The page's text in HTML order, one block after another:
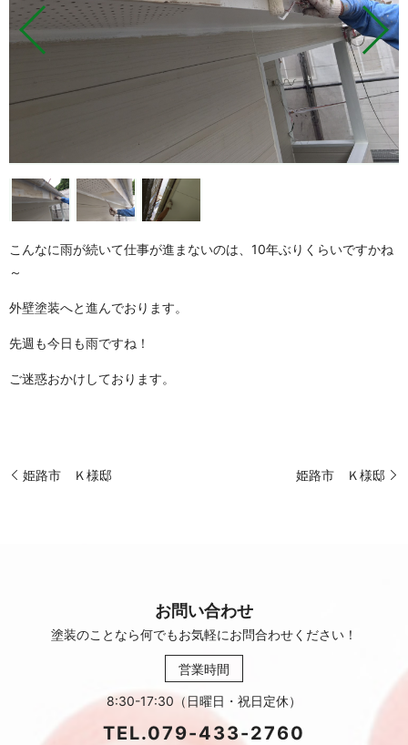
こんなに雨が続いて仕事が進まないのは、10年ぶりくらいですかね
～
外壁塗装へと進んでおります。
先週も今日も雨ですね！
ご迷惑おかけしております。
姫路市 Ｋ様邸 姫路市 Ｋ様邸
お問い合わせ
塗装のことなら何でもお気軽にお問合わせください！
営業時間
8:30-17:30（日曜日・祝日定休）
TEL.079-433-2760